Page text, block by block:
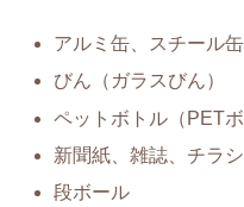
アルミ缶、スチール缶
びん（ガラスびん）
ペットボトル（PETボ
新聞紙、雑誌、チラシ
段ボール